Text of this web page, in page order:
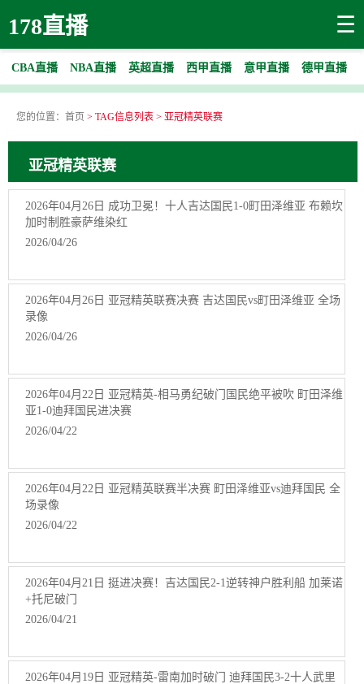
178直播 ☰
CBA直播 NBA直播 英超直播 西甲直播 意甲直播 德甲直播
您的位置： 首页 > TAG信息列表 > 亚冠精英联赛
亚冠精英联赛
2026年04月26日 成功卫冕！十人吉达国民1-0町田泽维亚 布赖坎
加时制胜豪萨维染红
2026/04/26
2026年04月26日 亚冠精英联赛决赛 吉达国民vs町田泽维亚 全场
录像
2026/04/26
2026年04月22日 亚冠精英-相马勇纪破门国民绝平被吹 町田泽维
亚1-0迪拜国民进决赛
2026/04/22
2026年04月22日 亚冠精英联赛半决赛 町田泽维亚vs迪拜国民 全
场录像
2026/04/22
2026年04月21日 挺进决赛！吉达国民2-1逆转神户胜利船 加莱诺
+托尼破门
2026/04/21
2026年04月19日 亚冠精英-雷南加时破门 迪拜国民3-2十人武里